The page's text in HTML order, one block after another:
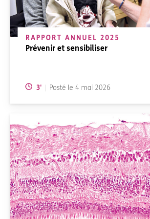
RAPPORT ANNUEL 2025
Prévenir et sensibiliser
Temps de lecture:
3' Posté le 4 mai 2026